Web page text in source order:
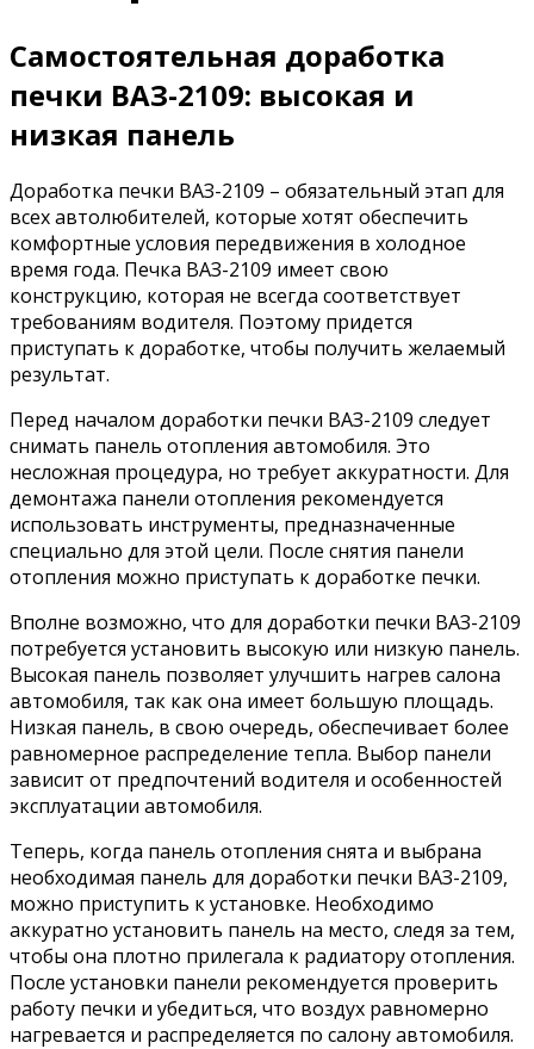
Самостоятельная доработка
печки ВАЗ-2109: высокая и
низкая панель
Доработка печки ВАЗ-2109 – обязательный этап для
всех автолюбителей, которые хотят обеспечить
комфортные условия передвижения в холодное
время года. Печка ВАЗ-2109 имеет свою
конструкцию, которая не всегда соответствует
требованиям водителя. Поэтому придется
приступать к доработке, чтобы получить желаемый
результат.
Перед началом доработки печки ВАЗ-2109 следует
снимать панель отопления автомобиля. Это
несложная процедура, но требует аккуратности. Для
демонтажа панели отопления рекомендуется
использовать инструменты, предназначенные
специально для этой цели. После снятия панели
отопления можно приступать к доработке печки.
Вполне возможно, что для доработки печки ВАЗ-2109
потребуется установить высокую или низкую панель.
Высокая панель позволяет улучшить нагрев салона
автомобиля, так как она имеет большую площадь.
Низкая панель, в свою очередь, обеспечивает более
равномерное распределение тепла. Выбор панели
зависит от предпочтений водителя и особенностей
эксплуатации автомобиля.
Теперь, когда панель отопления снята и выбрана
необходимая панель для доработки печки ВАЗ-2109,
можно приступить к установке. Необходимо
аккуратно установить панель на место, следя за тем,
чтобы она плотно прилегала к радиатору отопления.
После установки панели рекомендуется проверить
работу печки и убедиться, что воздух равномерно
нагревается и распределяется по салону автомобиля.